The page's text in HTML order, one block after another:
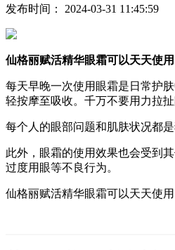
发布时间： 2024-03-31 11:45:59
仙格丽赋活精华眼霜可以天天使用
每天早晚一次使用眼霜是日常护
轻按摩至吸收。千万不要用力拉
每个人的眼部问题和肌肤状况都
此外，眼霜的使用效果也会受到
过度用眼等不良行为。
仙格丽赋活精华眼霜可以天天使